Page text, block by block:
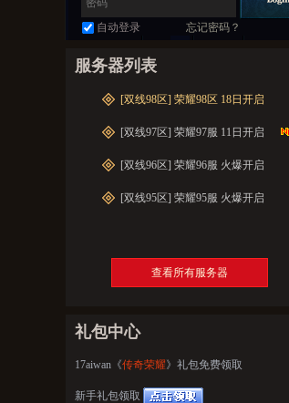
自动登录 忘记密码？
服务器列表
[双线98区] 荣耀98区 18日开启
[双线97区] 荣耀97服 11日开启
[双线96区] 荣耀96服 火爆开启
[双线95区] 荣耀95服 火爆开启
查看所有服务器
礼包中心
17aiwan《传奇荣耀》礼包免费领取
新手礼包领取